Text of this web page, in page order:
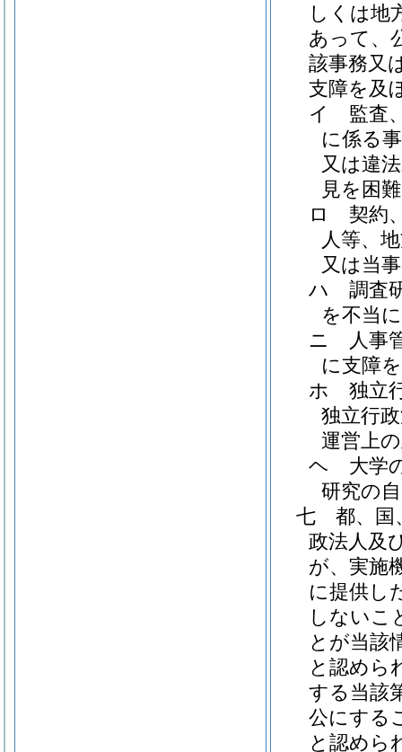
しくは地
あって、
該事務又
支障を及
イ
監査
に係る
又は違
見を困
ロ
契約
人等、
又は当
ハ
調査
を不当
ニ
人事
に支障
ホ
独立
独立行
運営上
ヘ
大学
研究の
七
都、国
政法人及
が、実施
に提供し
しないこ
とが当該
と認めら
する当該
公にする
と認めら